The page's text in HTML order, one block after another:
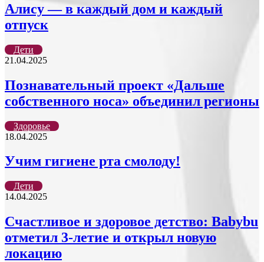
Алису — в каждый дом и каждый
отпуск
Дети
21.04.2025
Познавательный проект «Дальше
собственного носа» объединил регионы
Здоровье
18.04.2025
Учим гигиене рта смолоду!
Дети
14.04.2025
Счастливое и здоровое детство: Babybu
отметил 3-летие и открыл новую
локацию